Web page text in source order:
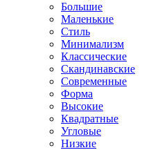
Большие
Маленькие
Стиль
Минимализм
Классические
Скандинавские
Современные
Форма
Высокие
Квадратные
Угловые
Низкие